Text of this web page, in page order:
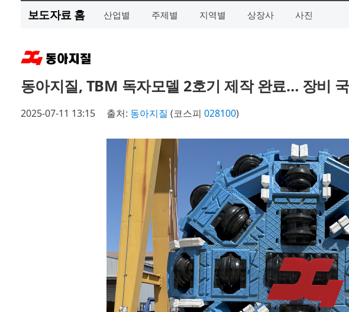
보도자료 홈 산업별 주제별 지역별 상장사 사진
동아지질, TBM 독자모델 2호기 제작 완료… 장비
2025-07-11 13:15 출처: 동아지질 (코스피 028100)